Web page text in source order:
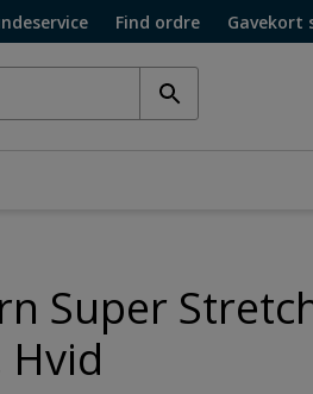
Find ordre Gavekort
Super